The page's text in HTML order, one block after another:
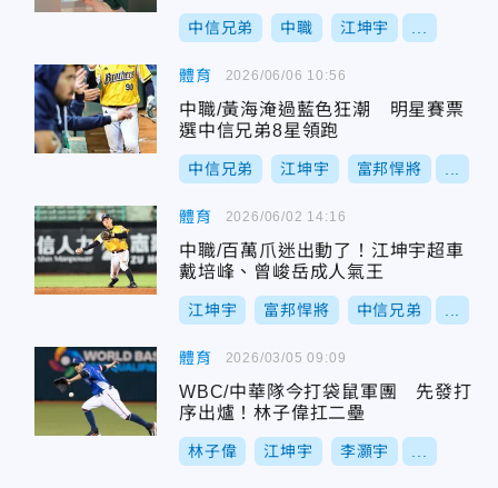
中信兄弟 中職 江坤宇
體育
中職/黃海淹過藍色狂潮 明星賽票
選中信兄弟8星領跑
中信兄弟 江坤宇 富邦悍將
2026/06/06 10:56
體育
中職/百萬爪迷出動了！江坤宇超車
戴培峰、曾峻岳成人氣王
江坤宇 富邦悍將 中信兄弟
2026/06/02 14:16
體育
WBC/中華隊今打袋鼠軍團 先發打
序出爐！林子偉扛二壘
林子偉 江坤宇 李灝宇
2026/03/05 09:09